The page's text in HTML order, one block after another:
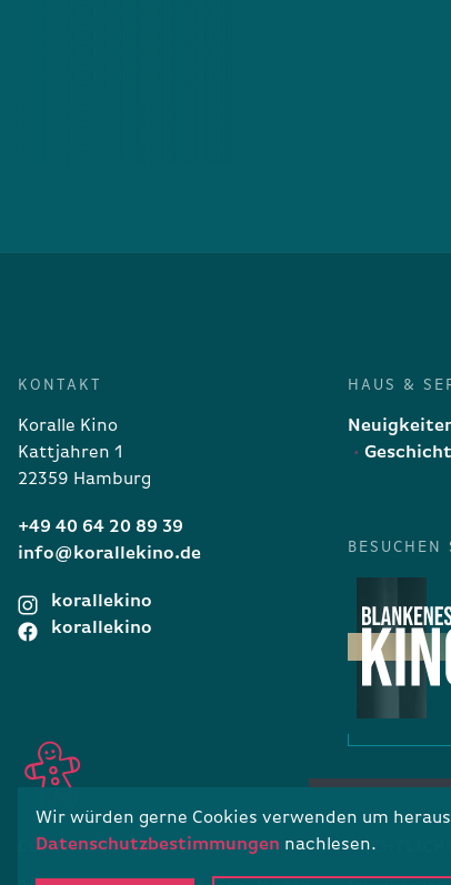
Wir würden gerne Cookies verwenden um
Datenschutzbestimmungen nachlesen.
KONTAKT
Koralle Kino
Kattjahren 1
22359 Hamburg
+49 40 64 20 89 39
info@korallekino.de
korallekino
korallekino
HAUS &
COPYRIGHT